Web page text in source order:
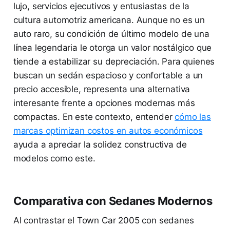
lujo, servicios ejecutivos y entusiastas de la
cultura automotriz americana. Aunque no es un
auto raro, su condición de último modelo de una
línea legendaria le otorga un valor nostálgico que
tiende a estabilizar su depreciación. Para quienes
buscan un sedán espacioso y confortable a un
precio accesible, representa una alternativa
interesante frente a opciones modernas más
compactas. En este contexto, entendercómo las
marcas optimizan costos en autos económicos
ayuda a apreciar la solidez constructiva de
modelos como este.
Comparativa con Sedanes Modernos
Al contrastar el Town Car 2005 con sedanes